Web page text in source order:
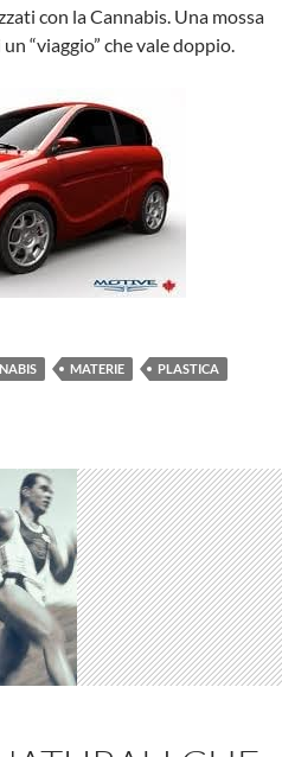
con la Cannabis. Una mossa
“viaggio” che vale doppio.
MATERIE
PLASTICA